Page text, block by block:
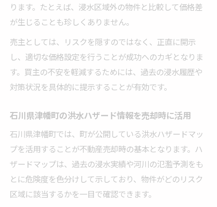
ります。たとえば、浸水区域外の物件と比較して価格差
が生じることも珍しくありません。
売主としては、リスクを隠すのではなく、正直に開示
し、適切な価格設定を行うことが成功へのカギとなりま
す。買主の不安を軽減するためには、過去の浸水履歴や
対策状況を具体的に提示することが有効です。
石川県津幡町の洪水ハザード情報を売却時に活用
石川県津幡町では、町が公開している洪水ハザードマッ
プを活用することが不動産売却時の基本となります。ハ
ザードマップは、過去の浸水実績や河川の氾濫予測をも
とに危険度を色分けして示しており、物件がどのリスク
区域に該当するかを一目で確認できます。